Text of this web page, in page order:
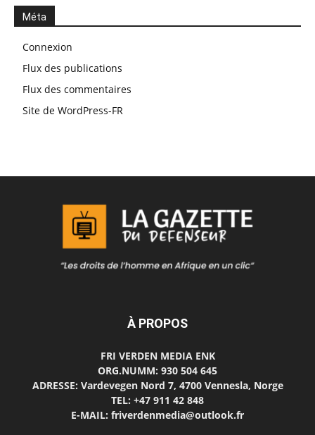
Méta
Connexion
Flux des publications
Flux des commentaires
Site de WordPress-FR
À PROPOS
FRI VERDEN MEDIA ENK
ORG.NUMM: 930 504 645
ADRESSE: Vardevegen Nord 7, 4700 Vennesla, Norge
TEL: +47 911 42 848
E-MAIL: friverdenmedia@outlook.fr